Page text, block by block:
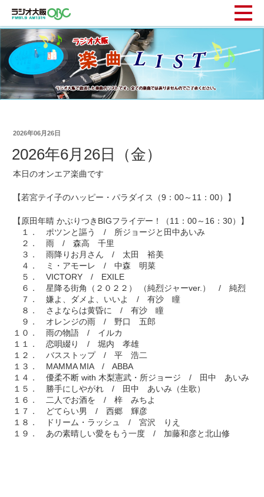
2026年06月26日
2026年6月26日（金）
本日のオンエア楽曲です
【若宮テイ子のハッピー・パラダイス（9：00～11：00）】
【原田年晴 かぶりつきBIGフライデー！（11：00～16：30）】
１． ポツンと謳う / 所ジョージと田中あいみ
２． 雨 / 森高 千里
３． 雨降りお月さん / 太田 裕美
４． ミ・アモーレ / 中森 明菜
５． VICTORY / EXILE
６． 星降る街角（２０２２） （純烈ジャーver.） / 純烈
７． 嫌よ、ダメよ、いいよ / 有沙 瞳
８． さよならは黄昏に / 有沙 瞳
９． オレンジの雨 / 野口 五郎
１０． 雨の物語 / イルカ
１１． 恋唄綴り / 堀内 孝雄
１２． バスストップ / 平 浩二
１３． MAMMA MIA / ABBA
１４． 優柔不断 with 木梨憲武・所ジョージ / 田中 あいみ
１５． 勝手にしやがれ / 田中 あいみ（生歌）
１６． 二人でお酒を / 梓 みちよ
１７． どてらい男 / 西郷 輝彦
１８． ドリーム・ラッシュ / 宮沢 りえ
１９． あの素晴しい愛をもう一度 / 加藤和彦と北山修